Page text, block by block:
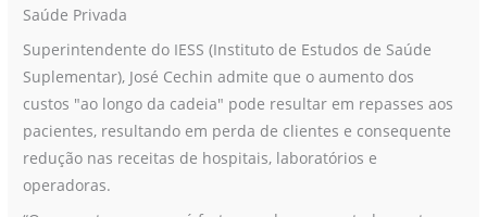
Saúde Privada
Superintendente do IESS (Instituto de Estudos de Saúde
Suplementar), José Cechin admite que o aumento dos
custos "ao longo da cadeia" pode resultar em repasses aos
pacientes, resultando em perda de clientes e consequente
redução nas receitas de hospitais, laboratórios e
operadoras.